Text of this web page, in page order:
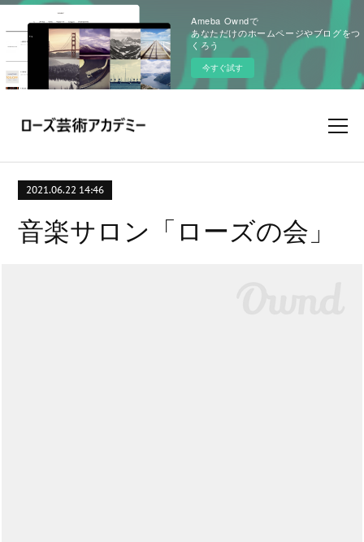
Ameba Owndで
あなただけのホームページやブログをつ
くろう
今すぐ試す
2021.06.22 14:46
音楽サロン「ローズの会」